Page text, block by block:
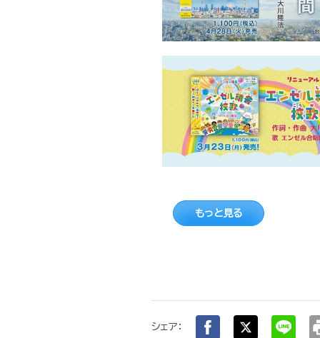
もっと見る
シェア：